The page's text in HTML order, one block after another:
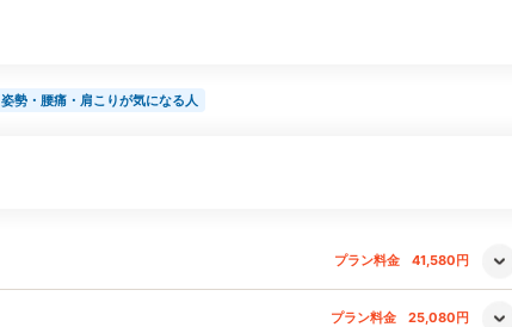
姿勢・腰痛・肩こりが気になる人
プラン料金 41,580円
プラン料金 25,080円